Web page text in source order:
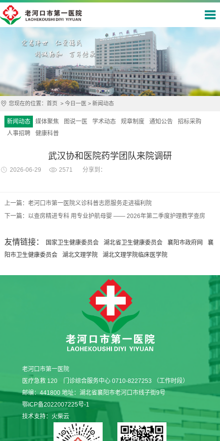
您现在的位置： 首页 > 今日一医 > 新闻动态
新闻动态 媒体聚焦 图说一医 学术动态 规章制度 通知公告
招标采购
人事招聘
健康科普
武汉协和医院药学团队来院调研
2026-06-29 2571 分享到：
上一篇：老河口市第一医院义诊科普志愿服务走进福利院
下一篇：以查房精进专科 用专业护航母婴 —— 2026年第二季度护理教学查房
友情链接： 国家卫生健康委员会 湖北省卫生健康委员会 襄阳市政府网
襄
阳市卫生健康委员会
湖北文理学院 湖北文理学院临床医学院
老河口市第一医院
医疗急救 120 门诊综合服务中心 0710-8227253 （工作时段）
邮编：441800 地址：湖北省襄阳市老河口市线子街9号
鄂ICP备2022007225号-1
技术支持： 火柴云